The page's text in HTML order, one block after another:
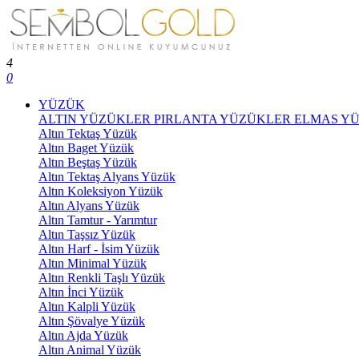
4
0
YÜZÜK
ALTIN YÜZÜKLER PIRLANTA YÜZÜKLER ELMAS
Altın Tektaş Yüzük
Altın Baget Yüzük
Altın Beştaş Yüzük
Altın Tektaş Alyans Yüzük
Altın Koleksiyon Yüzük
Altın Alyans Yüzük
Altın Tamtur - Yarımtur
Altın Taşsız Yüzük
Altın Harf - İsim Yüzük
Altın Minimal Yüzük
Altın Renkli Taşlı Yüzük
Altın İnci Yüzük
Altın Kalpli Yüzük
Altın Şövalye Yüzük
Altın Ajda Yüzük
Altın Animal Yüzük